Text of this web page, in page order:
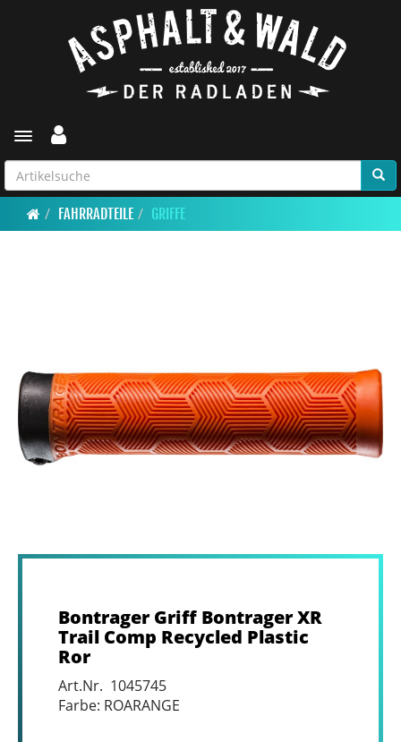
Toggle navigation
FAHRRADTEILE GRIFFE
Bontrager Griff Bontrager XR
Trail Comp Recycled Plastic
Ror
Art.Nr. 1045745
Farbe: ROARANGE